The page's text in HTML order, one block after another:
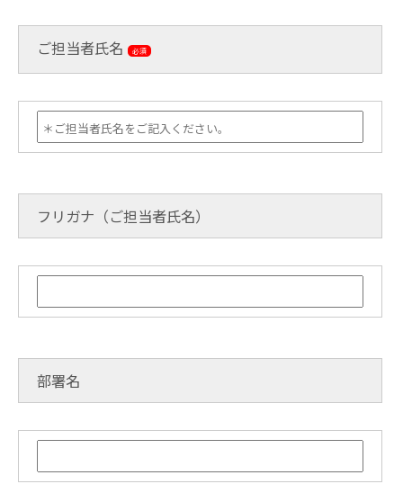
ご担当者氏名 必須
フリガナ（ご担当者氏名）
部署名